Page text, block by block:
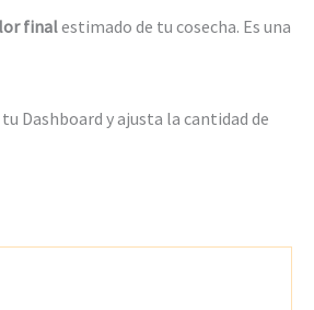
finalestimado de tu cosecha. Es una
Dashboard y ajusta la cantidad de